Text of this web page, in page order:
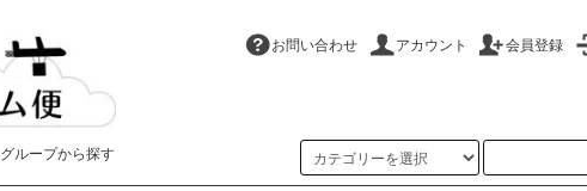
お問い合わせ アカウント 会員登録
グループから探す
ホーム Upsala-Ekeby/ウプサラ・エクビー >Bla Hyacint/ブルーヒヤシンス